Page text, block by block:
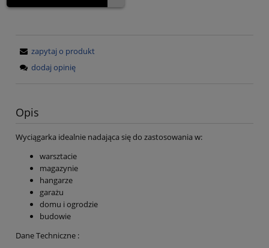
zapytaj o produkt
dodaj opinię
Opis
Wyciągarka idealnie nadająca się do zastosowania w:
warsztacie
magazynie
hangarze
garażu
domu i ogrodzie
budowie
Dane Techniczne :